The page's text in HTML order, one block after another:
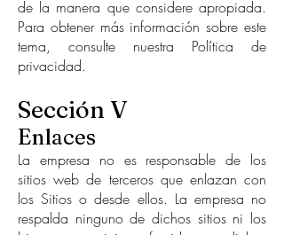
de la manera que considere apropiada.
Para obtener más información sobre este
tema, consulte nuestra Política de
privacidad.
Sección V
Enlaces
La empresa no es responsable de los
sitios web de terceros que enlazan con
los Sitios o desde ellos. La empresa no
respalda ninguno de dichos sitios ni los